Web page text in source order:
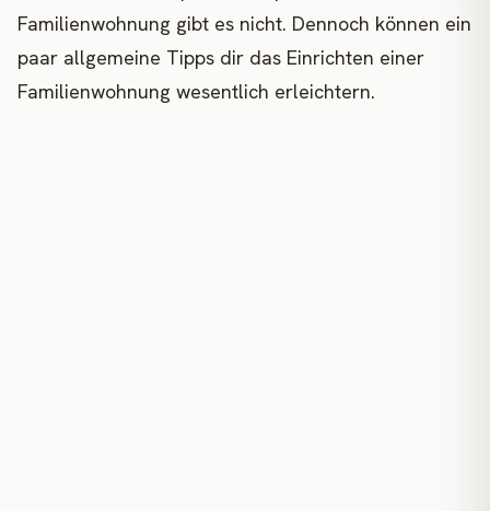
Familienwohnung gibt es nicht. Dennoch können ein
paar allgemeine Tipps dir das Einrichten einer
Familienwohnung wesentlich erleichtern.